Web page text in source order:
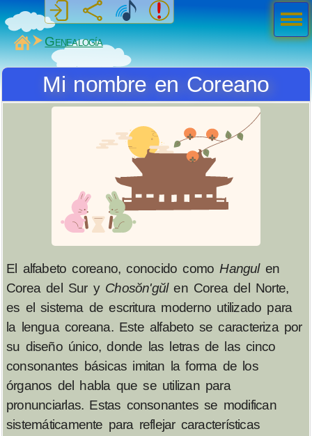
MiSabueso
Genealogía
Mi nombre en Coreano
El alfabeto coreano, conocido como Hangulen
Corea del Sur y Chosŏn'gŭlen Corea del Norte,
es el sistema de escritura moderno utilizado para
la lengua coreana. Este alfabeto se caracteriza por
su diseño único, donde las letras de las cinco
consonantes básicas imitan la forma de los
órganos del habla que se utilizan para
pronunciarlas. Estas consonantes se modifican
sistemáticamente para reflejar características
Men
ú